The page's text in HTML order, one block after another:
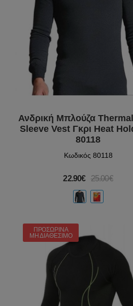
Ανδρική Μπλούζα
Sleeve Vest Γκρι Heat
80118
Κωδικός 80118
22.90€ 25.00€
ΠΡΟΣΩΡΙΝΆ
ΜΗ ΔΙΑΘΈΣΙΜΟ